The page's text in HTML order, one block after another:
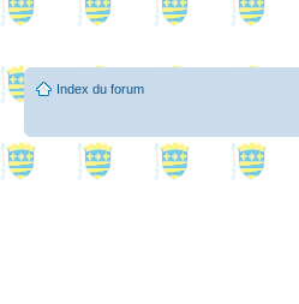
Index du forum